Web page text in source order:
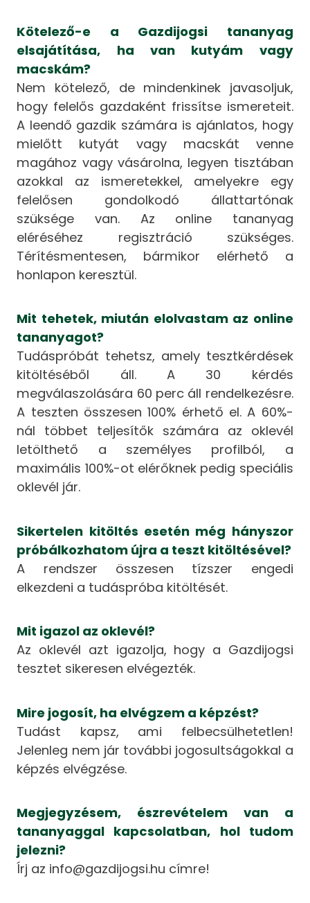
Kötelező-e a Gazdijogsi tananyag
elsajátítása, ha van kutyám vagy
macskám?
Nem kötelező, de mindenkinek javasoljuk,
hogy felelős gazdaként frissítse ismereteit.
A leendő gazdik számára is ajánlatos, hogy
mielőtt kutyát vagy macskát venne
magához vagy vásárolna, legyen tisztában
azokkal az ismeretekkel, amelyekre egy
felelősen gondolkodó állattartónak
szüksége van. Az online tananyag
eléréséhez regisztráció szükséges.
Térítésmentesen, bármikor elérhető a
honlapon keresztül.
Mit tehetek, miután elolvastam az online
tananyagot?
Tudáspróbát tehetsz, amely tesztkérdések
kitöltéséből áll. A 30 kérdés
megválaszolására 60 perc áll rendelkezésre.
A teszten összesen 100% érhető el. A 60%-
nál többet teljesítők számára az oklevél
letölthető a személyes profilból, a
maximális 100%-ot elérőknek pedig speciális
oklevél jár.
Sikertelen kitöltés esetén még hányszor
próbálkozhatom újra a teszt kitöltésével?
A rendszer összesen tízszer engedi
elkezdeni a tudáspróba kitöltését.
Mit igazol az oklevél?
Az oklevél azt igazolja, hogy a Gazdijogsi
tesztet sikeresen elvégezték.
Mire jogosít, ha elvégzem a képzést?
Tudást kapsz, ami felbecsülhetetlen!
Jelenleg nem jár további jogosultságokkal a
képzés elvégzése.
Megjegyzésem, észrevételem van a
tananyaggal kapcsolatban, hol tudom
jelezni?
Írj az info@gazdijogsi.hu címre!